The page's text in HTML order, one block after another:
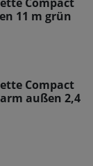
Compact
11 m grün
Compact
außen 2,4